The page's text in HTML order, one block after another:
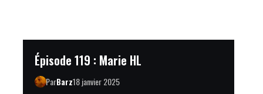
Épisode 119 : Marie HL
ParBarz18 janvier 2025